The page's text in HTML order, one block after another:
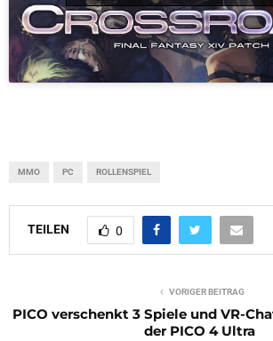
MMO PC ROLLENSPIEL
TEILEN 0
VORIGER BEITRAG
PICO verschenkt 3 Spiele und VR-
der PICO 4 Ultra